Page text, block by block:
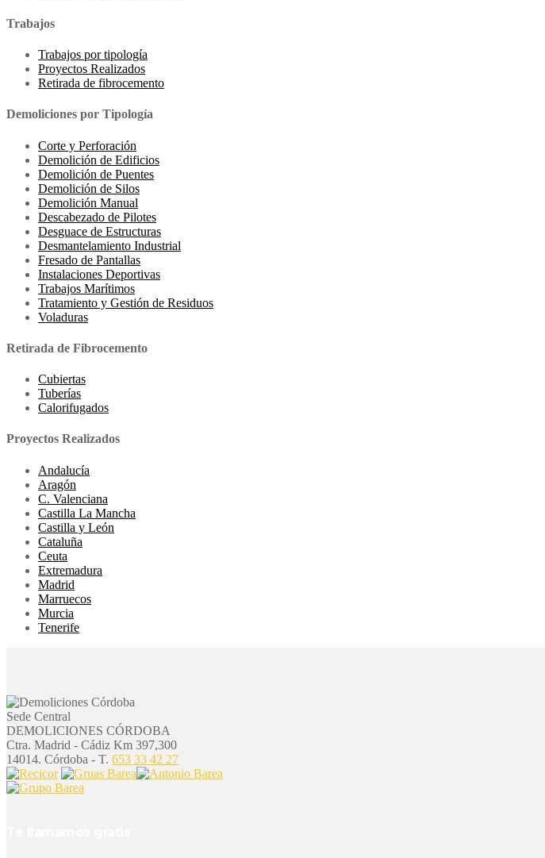
Trabajos
Trabajos por tipología
Proyectos Realizados
Retirada de fibrocemento
Demoliciones por Tipología
Corte y Perforación
Demolición de Edificios
Demolición de Puentes
Demolición de Silos
Demolición Manual
Descabezado de Pilotes
Desguace de Estructuras
Desmantelamiento Industrial
Fresado de Pantallas
Instalaciones Deportivas
Trabajos Marítimos
Tratamiento y Gestión de Residuos
Voladuras
Retirada de Fibrocemento
Cubiertas
Tuberías
Calorifugados
Proyectos Realizados
Andalucía
Aragón
C. Valenciana
Castilla La Mancha
Castilla y León
Cataluña
Ceuta
Extremadura
Madrid
Marruecos
Murcia
Tenerife
Sede Central
DEMOLICIONES CÓRDOBA
Ctra. Madrid - Cádiz Km 397,300
14014. Córdoba - T. 653 33 42 27